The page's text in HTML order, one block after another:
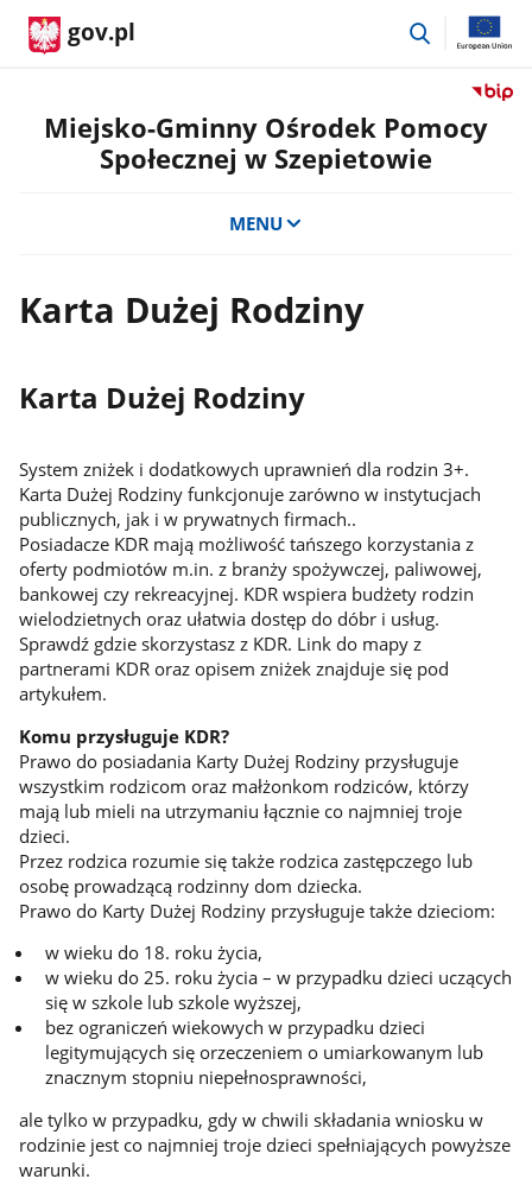
gov.pl
przejdź
Przejdź
do
Miejsko-Gminny Ośrodek Pomocy
Społecznej w Szepietowie
MENU
Karta Dużej Rodziny
Karta Dużej Rodziny
System zniżek i dodatkowych uprawnień dla rodzin 3+.
Karta Dużej Rodziny funkcjonuje zarówno w instytucjach
publicznych, jak i w prywatnych firmach..
Posiadacze KDR mają możliwość tańszego korzystania z
oferty podmiotów m.in. z branży spożywczej, paliwowej,
bankowej czy rekreacyjnej. KDR wspiera budżety rodzin
wielodzietnych oraz ułatwia dostęp do dóbr i usług.
Sprawdź gdzie skorzystasz z KDR. Link do mapy z
partnerami KDR oraz opisem zniżek znajduje się pod
artykułem.
Komu przysługuje KDR?
Prawo do posiadania Karty Dużej Rodziny przysługuje
wszystkim rodzicom oraz małżonkom rodziców, którzy
mają lub mieli na utrzymaniu łącznie co najmniej troje
dzieci.
Przez rodzica rozumie się także rodzica zastępczego lub
osobę prowadzącą rodzinny dom dziecka.
Prawo do Karty Dużej Rodziny przysługuje także dzieciom:
w wieku do 18. roku życia,
w wieku do 25. roku życia – w przypadku dzieci uczących
się w szkole lub szkole wyższej,
bez ograniczeń wiekowych w przypadku dzieci
legitymujących się orzeczeniem o umiarkowanym lub
znacznym stopniu niepełnosprawności,
ale tylko w przypadku, gdy w chwili składania wniosku w
rodzinie jest co najmniej troje dzieci spełniających powyższe
warunki.